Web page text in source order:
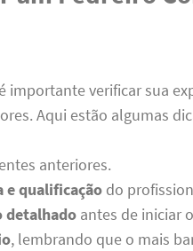
importante verificar sua
Aqui estão algumas
anteriores.
e qualificação do
detalhado antes de iniciar
, lembrando que o mais